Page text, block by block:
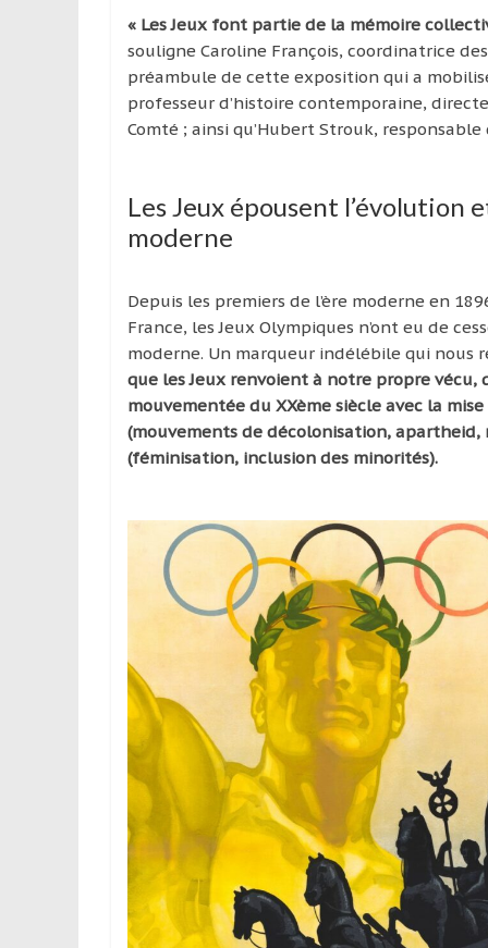
« Les Jeux font partie de la mémoire
souligne Caroline François, coordinatrice
préambule de cette exposition qui a
professeur d’histoire contemporaine,
Comté ; ainsi qu’Hubert Strouk,
Les Jeux épousent l’évolution
moderne
Depuis les premiers de l’ère moderne en
France, les Jeux Olympiques n’ont eu de
moderne. Un marqueur indélébile qui nous
que les Jeux renvoient à notre propre vécu,
mouvementée du XXème siècle avec la
(mouvements de décolonisation, apartheid,
(féminisation, inclusion des minorités).